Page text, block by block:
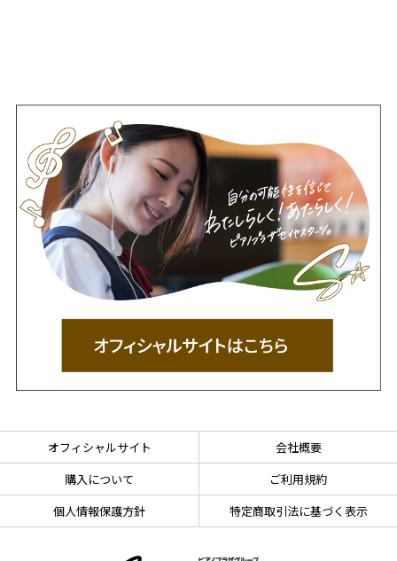
オフィシャルサイト
会社概要
購入について
ご利用規約
個人情報保護方針
特定商取引法に基づく表示